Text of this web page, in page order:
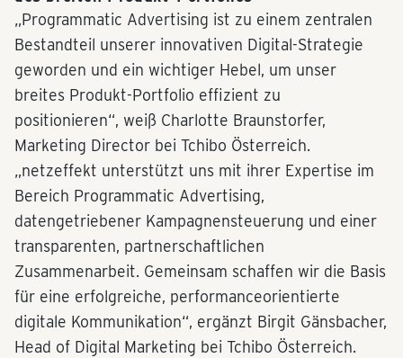
„Programmatic Advertising ist zu einem zentralen
Bestandteil unserer innovativen Digital-Strategie
geworden und ein wichtiger Hebel, um unser
breites Produkt-Portfolio effizient zu
positionieren“, weiß Charlotte Braunstorfer,
Marketing Director bei Tchibo Österreich.
„netzeffekt unterstützt uns mit ihrer Expertise im
Bereich Programmatic Advertising,
datengetriebener Kampagnensteuerung und einer
transparenten, partnerschaftlichen
Zusammenarbeit. Gemeinsam schaffen wir die Basis
für eine erfolgreiche, performanceorientierte
digitale Kommunikation“, ergänzt Birgit Gänsbacher,
Head of Digital Marketing bei Tchibo Österreich.